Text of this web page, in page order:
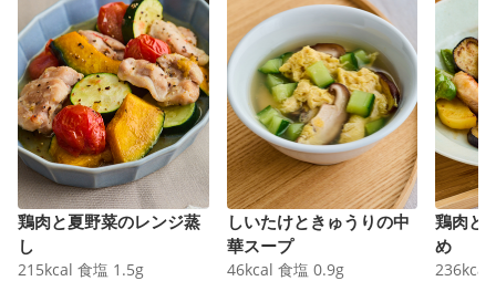
鶏肉と夏野菜のレンジ蒸
し
215kcal 食塩 1.5g
しいたけときゅうりの中
華スープ
46kcal 食塩 0.9g
鶏肉と
め
236kcal